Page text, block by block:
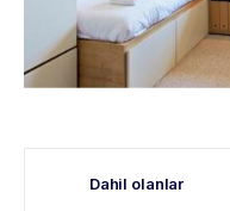
Dahil olanlar